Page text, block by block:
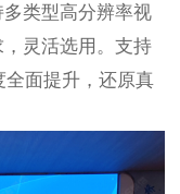
类型高分辨率视
灵活选用。支持
全面提升，还原真